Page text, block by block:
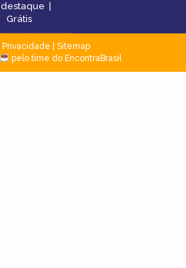
destaque
Grátis
Privacidade
Sitemap
pelo time do EncontraBrasil